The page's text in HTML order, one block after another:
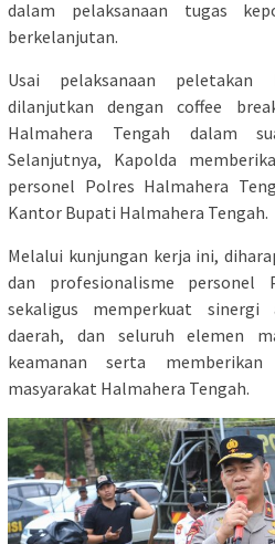
dalam pelaksanaan tugas
berkelanjutan.
Usai pelaksanaan
dilanjutkan dengan coffee
Halmahera Tengah dalam
Selanjutnya, Kapolda
personel Polres Halmahera
Kantor Bupati Halmahera Tengah.
Melalui kunjungan kerja ini,
dan profesionalisme personel
sekaligus memperkuat
daerah, dan seluruh elemen
keamanan serta
masyarakat Halmahera Tengah.